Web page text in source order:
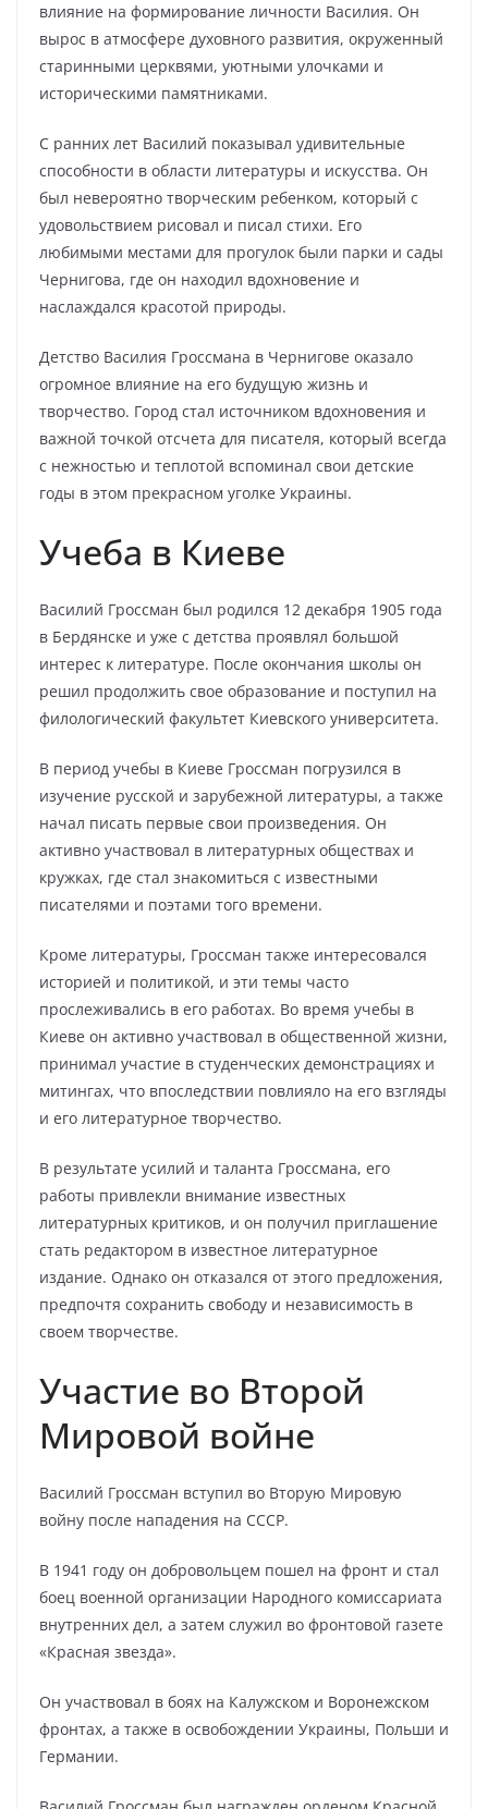
влияние на формирование личности Василия. Он
вырос в атмосфере духовного развития, окруженный
старинными церквями, уютными улочками и
историческими памятниками.
С ранних лет Василий показывал удивительные
способности в области литературы и искусства. Он
был невероятно творческим ребенком, который с
удовольствием рисовал и писал стихи. Его
любимыми местами для прогулок были парки и сады
Чернигова, где он находил вдохновение и
наслаждался красотой природы.
Детство Василия Гроссмана в Чернигове оказало
огромное влияние на его будущую жизнь и
творчество. Город стал источником вдохновения и
важной точкой отсчета для писателя, который всегда
с нежностью и теплотой вспоминал свои детские
годы в этом прекрасном уголке Украины.
Учеба в Киеве
Василий Гроссман был родился 12 декабря 1905 года
в Бердянске и уже с детства проявлял большой
интерес к литературе. После окончания школы он
решил продолжить свое образование и поступил на
филологический факультет Киевского университета.
В период учебы в Киеве Гроссман погрузился в
изучение русской и зарубежной литературы, а также
начал писать первые свои произведения. Он
активно участвовал в литературных обществах и
кружках, где стал знакомиться с известными
писателями и поэтами того времени.
Кроме литературы, Гроссман также интересовался
историей и политикой, и эти темы часто
прослеживались в его работах. Во время учебы в
Киеве он активно участвовал в общественной жизни,
принимал участие в студенческих демонстрациях и
митингах, что впоследствии повлияло на его взгляды
и его литературное творчество.
В результате усилий и таланта Гроссмана, его
работы привлекли внимание известных
литературных критиков, и он получил приглашение
стать редактором в известное литературное
издание. Однако он отказался от этого предложения,
предпочтя сохранить свободу и независимость в
своем творчестве.
Участие во Второй
Мировой войне
Василий Гроссман вступил во Вторую Мировую
войну после нападения на СССР.
В 1941 году он добровольцем пошел на фронт и стал
боец военной организации Народного комиссариата
внутренних дел, а затем служил во фронтовой газете
«Красная звезда».
Он участвовал в боях на Калужском и Воронежском
фронтах, а также в освобождении Украины, Польши и
Германии.